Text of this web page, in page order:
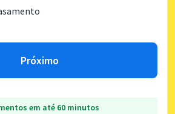
Próximo
em até 60 minutos